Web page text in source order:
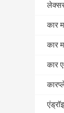
कार
कार
कार